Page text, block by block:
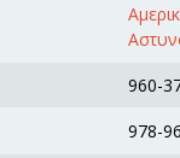
960-
978-